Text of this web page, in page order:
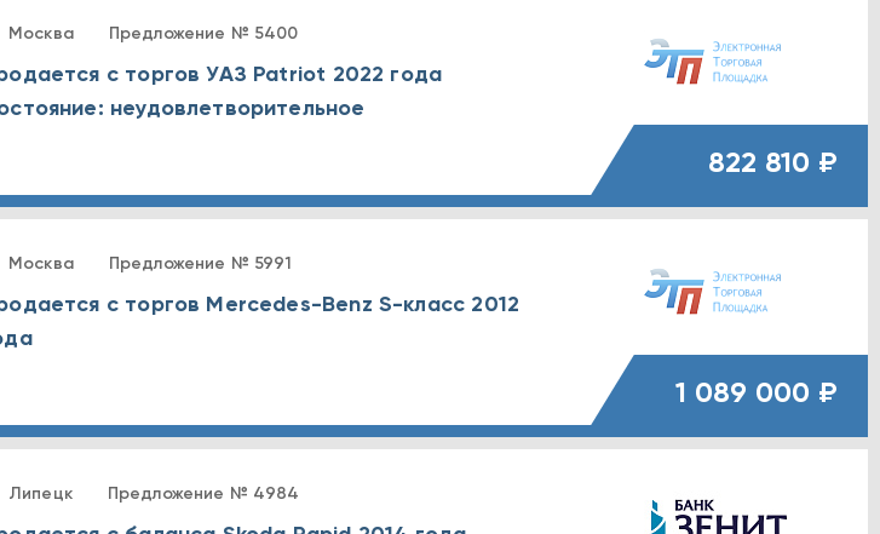
Москва Предложение № 5400
с торгов УАЗ Patriot 2022 года
неудовлетворительное
822 810 ₽
Москва Предложение № 5991
с торгов Mercedes-Benz S-класс 2012
1 089 000 ₽
Липецк Предложение № 4984